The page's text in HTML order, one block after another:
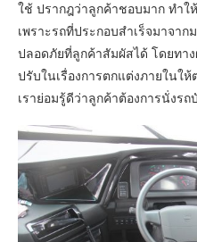
ใช้ ปรากฎว่าลูกค้าชอบมาก ทำใ
เพราะรถที่ประกอบสำเร็จมาจา
ปลอดภัยที่ลูกค้าสัมผัสได้ โดยทา
ปรับในเรื่องการตกแต่งภายในให้
เราย่อมรู้ดีว่าลูกค้าต้องการนั่งรถ